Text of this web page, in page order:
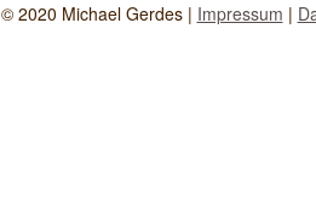
© 2020 Michael Gerdes | Impressum |